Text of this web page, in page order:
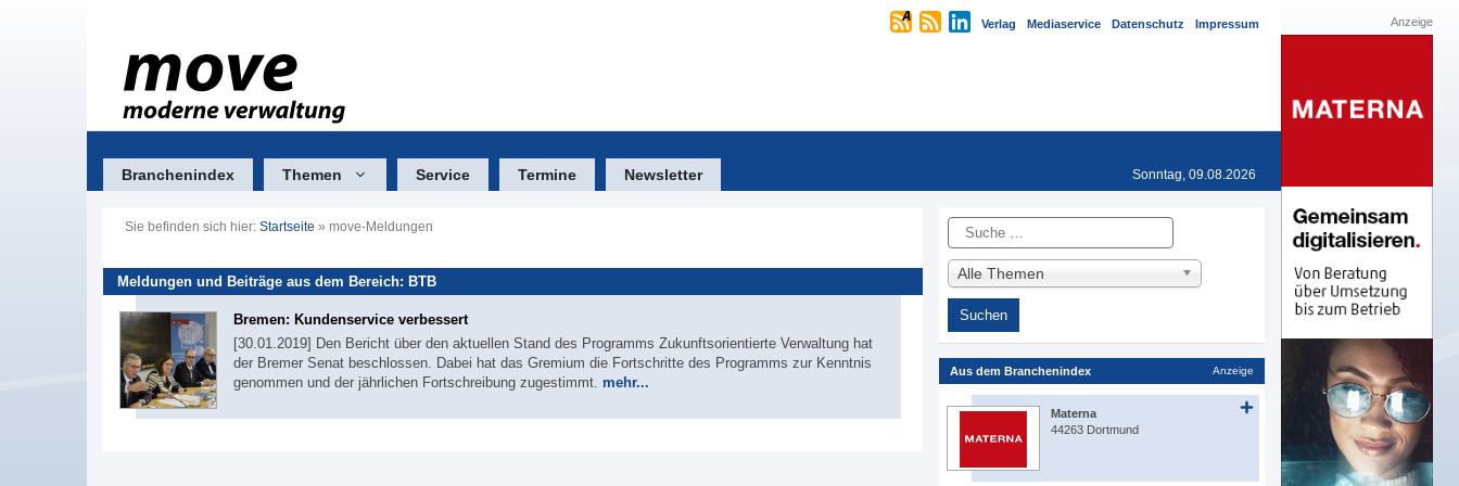
Verlag Mediaservice Datenschutz Impressum
Branchenindex Themen Service Termine Newsletter Sonntag, 09.08.2026
Sie befinden sich hier: Startseite » move-Meldungen
Meldungen und Beiträge aus dem Bereich: BTB
Bremen: Kundenservice verbessert
[30.01.2019] Den Bericht über den aktuellen Stand des Programms Zukunftsorientierte Verwaltung hat
der Bremer Senat beschlossen. Dabei hat das Gremium die Fortschritte des Programms zur Kenntnis
genommen und der jährlichen Fortschreibung zugestimmt. mehr...
Suche
Alle Themen
Aus dem Branchenindex Anzeige
Materna
44263 Dortmund
Anzeige